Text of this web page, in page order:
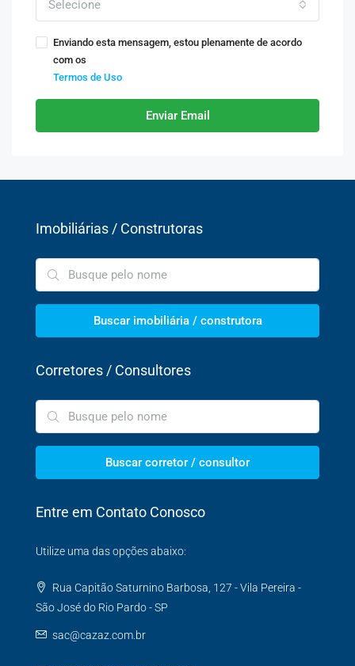
Selecione
Enviando esta mensagem, estou plenamente de acordo
com os
Termos de Uso
Enviar Email
Imobiliárias / Construtoras
Buscar imobiliária / construtora
Corretores / Consultores
Buscar corretor / consultor
Entre em Contato Conosco
Utilize uma das opções abaixo:
Rua Capitão Saturnino Barbosa, 127 - Vila Pereira -
São José do Rio Pardo - SP
sac@cazaz.com.br